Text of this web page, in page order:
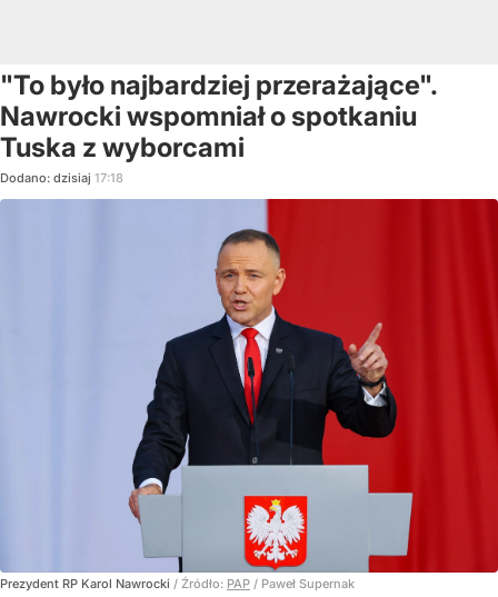
"To było najbardziej przerażające".
Nawrocki wspomniał o spotkaniu
Tuska z wyborcami
Dodano: dzisiaj 17:18
Prezydent RP Karol Nawrocki / Źródło: PAP / Paweł Supernak